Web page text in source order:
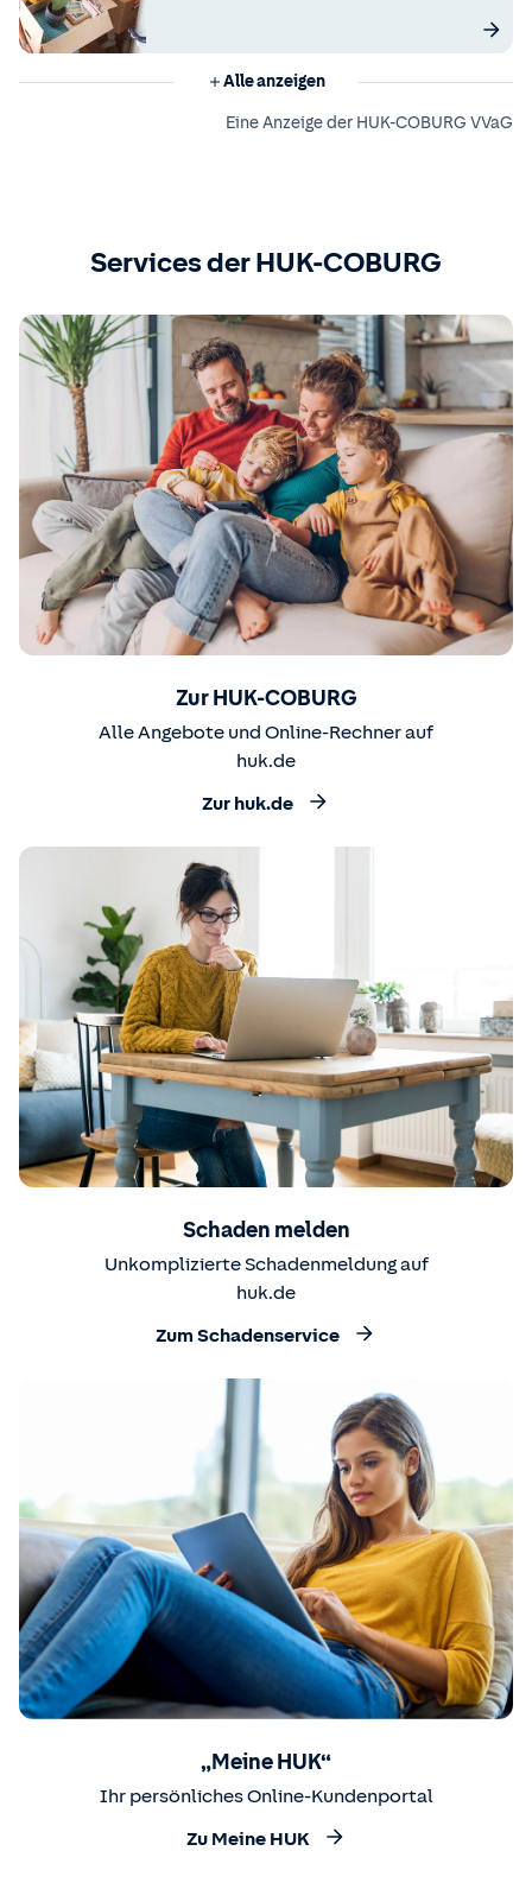
Alle anzeigen
Eine Anzeige der HUK-COBURG VVaG
Services der HUK-COBURG
Zur HUK-COBURG
Alle Angebote und Online-Rechner auf
huk.de
Zur huk.de
Schaden melden
Unkomplizierte Schadenmeldung auf
huk.de
Zum Schadenservice
„Meine HUK“
Ihr persönliches Online-Kundenportal
Zu Meine HUK